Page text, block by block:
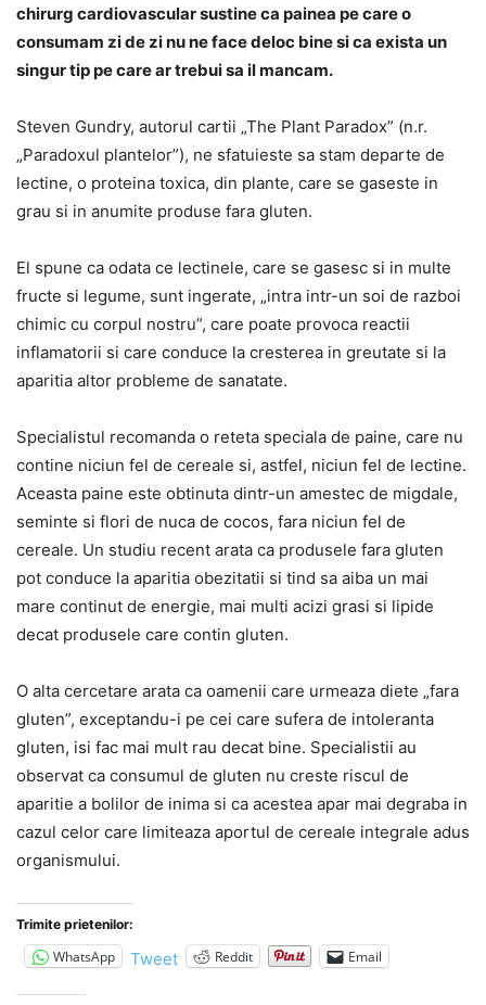
chirurg cardiovascular sustine ca painea pe care o
consumam zi de zi nu ne face deloc bine si ca exista un
singur tip pe care ar trebui sa il mancam.
Steven Gundry, autorul cartii „The Plant Paradox” (n.r.
„Paradoxul plantelor”), ne sfatuieste sa stam departe de
lectine, o proteina toxica, din plante, care se gaseste in
grau si in anumite produse fara gluten.
El spune ca odata ce lectinele, care se gasesc si in multe
fructe si legume, sunt ingerate, „intra intr-un soi de razboi
chimic cu corpul nostru”, care poate provoca reactii
inflamatorii si care conduce la cresterea in greutate si la
aparitia altor probleme de sanatate.
Specialistul recomanda o reteta speciala de paine, care nu
contine niciun fel de cereale si, astfel, niciun fel de lectine.
Aceasta paine este obtinuta dintr-un amestec de migdale,
seminte si flori de nuca de cocos, fara niciun fel de
cereale. Un studiu recent arata ca produsele fara gluten
pot conduce la aparitia obezitatii si tind sa aiba un mai
mare continut de energie, mai multi acizi grasi si lipide
decat produsele care contin gluten.
O alta cercetare arata ca oamenii care urmeaza diete „fara
gluten”, exceptandu-i pe cei care sufera de intoleranta
gluten, isi fac mai mult rau decat bine. Specialistii au
observat ca consumul de gluten nu creste riscul de
aparitie a bolilor de inima si ca acestea apar mai degraba in
cazul celor care limiteaza aportul de cereale integrale adus
organismului.
Trimite prietenilor:
WhatsApp Tweet Reddit Email